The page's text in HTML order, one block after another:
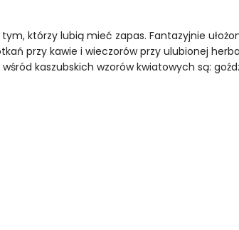
którzy lubią mieć zapas. Fantazyjnie
przy kawie i wieczorów przy ulubionej
kaszubskich wzorów kwiatowych są: